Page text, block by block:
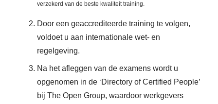
verzekerd van de beste kwaliteit training.
Door een geaccrediteerde training te volgen,
voldoet u aan internationale wet- en
regelgeving.
Na het afleggen van de examens wordt u
opgenomen in de ‘Directory of Certified People’
bij The Open Group, waardoor werkgevers